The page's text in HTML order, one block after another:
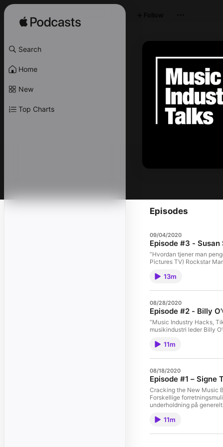
Search
Home
New
Top Charts
Episodes
09/04/2020
Episode #3 - Susan
“Hvordan tjener man
Pictures TV) Rockstar
13m
08/28/2020
Episode #2 - Billy
“Music Industry Hacks,
musikindustri leder Billy
11m
08/18/2020
Episode #1 – Signe
Cracking the New Music
Forskellige
underholdning på
digital mediehåndtering
Outstanding Original
11m